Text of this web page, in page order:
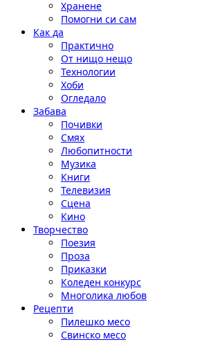
Хранене
Помогни си сам
Как да
Практично
От нищо нещо
Технологии
Хоби
Огледало
Забава
Почивки
Смях
Любопитности
Музика
Книги
Телевизия
Сцена
Кино
Творчество
Поезия
Проза
Приказки
Коледен конкурс
Многолика любов
Рецепти
Пилешко месо
Свинско месо